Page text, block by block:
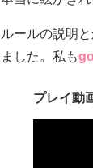
ルールの説明
ました。私も
プレイ動